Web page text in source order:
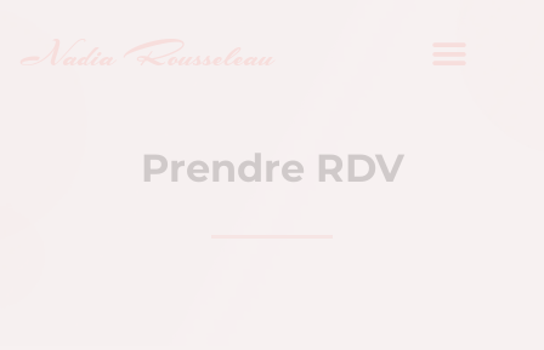
Prendre RDV